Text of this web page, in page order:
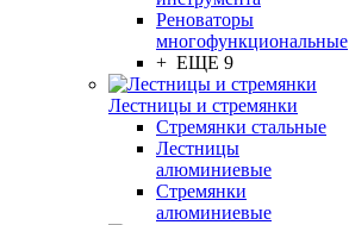
Реноваторы
многофункциональные
+ ЕЩЕ 9
Лестницы и стремянки
Стремянки стальные
Лестницы
алюминиевые
Стремянки
алюминиевые